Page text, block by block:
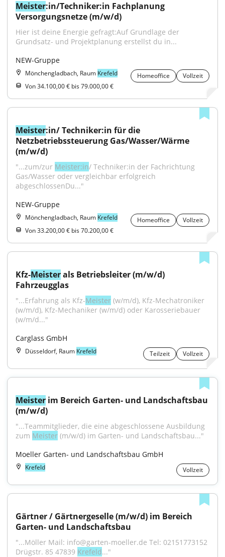
Meister:in/Techniker:in Fachplanung
Versorgungsnetze (m/w/d)
Hier ist deine Energie gefragt:Auf Grundlage der
Grundsatz- und Projektplanung erstellst du in...
NEW-Gruppe
Mönchengladbach, Raum Krefeld Homeoffice
Vollzeit
Von 34.100,00 € bis 79.000,00 €
Meister:in/ Techniker:in für die
Netzbetriebssteuerung Gas/Wasser/Wärme
(m/w/d)
"...zum/zur Meister:in/ Techniker:in der Fachrichtung
Gas/Wasser oder vergleichbar erfolgreich
abgeschlossenDu..."
NEW-Gruppe
Mönchengladbach, Raum Krefeld Homeoffice
Vollzeit
Von 33.200,00 € bis 70.200,00 €
Kfz-Meister als Betriebsleiter (m/w/d)
Fahrzeugglas
"...Erfahrung als Kfz-Meister (w/m/d), Kfz-Mechatroniker
(w/m/d), Kfz-Mechaniker (w/m/d) oder Karosseriebauer
(w/m/d..."
Carglass GmbH
Düsseldorf, Raum Krefeld Teilzeit Vollzeit
Meister im Bereich Garten- und Landschaftsbau
(m/w/d)
"...Teammitglieder, die eine abgeschlossene Ausbildung
zum Meister (m/w/d) im Garten- und Landschaftsbau..."
Moeller Garten- und Landschaftsbau GmbH
Krefeld Vollzeit
Gärtner / Gärtnergeselle (m/w/d) im Bereich
Garten- und Landschaftsbau
"...Möller Mail: info@garten-moeller.de Tel: 02151773152
Drügstr. 85 47839 Krefeld..."